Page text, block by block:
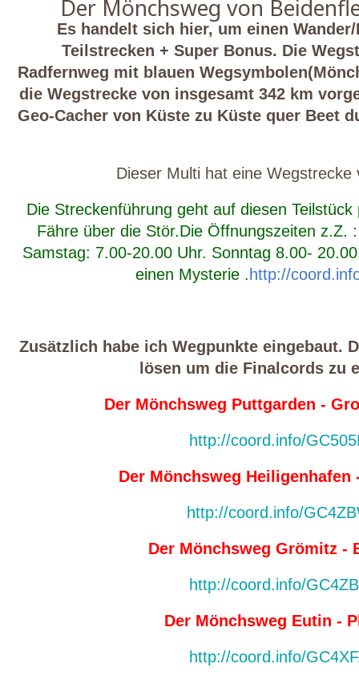
Der Mönchsweg von
Es handelt sich hier, um einen
Teilstrecken + Super Bonus. Die
Radfernweg mit blauen
die Wegstrecke von insgesamt 342 km
Geo-Cacher von Küste zu Küste quer Beet
Dieser Multi hat eine Wegstrecke
Die Streckenführung geht auf diesen
Fähre über die Stör.Die Öffnungszeiten z.Z.
Samstag: 7.00-20.00 Uhr. Sonntag 8.00-
einen Mysterie . http://
Zusätzlich habe ich Wegpunkte eingebaut.
lösen um die Finalcords zu
Der Mönchsweg Puttgarden -
http://coord.info/
Der Mönchsweg Heiligenhafen
http://coord.info/
Der Mönchsweg Grömitz -
http://coord.info/
Der Mönchsweg Eutin -
http://coord.info/